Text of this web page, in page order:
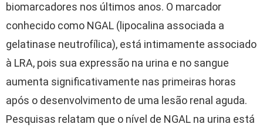
biomarcadores nos últimos anos. O marcador
conhecido como NGAL (lipocalina associada a
gelatinase neutrofílica), está intimamente associado
à LRA, pois sua expressão na urina e no sangue
aumenta significativamente nas primeiras horas
após o desenvolvimento de uma lesão renal aguda.
Pesquisas relatam que o nível de NGAL na urina está